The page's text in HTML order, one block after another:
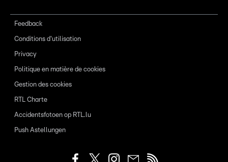
Feedback
Conditions d'utilisation
Privacy
Politique en matière de cookies
Gestion des cookies
RTL Charte
Accidentsfotoen op RTL.lu
Push Astellungen